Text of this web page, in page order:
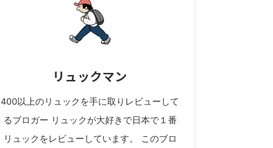
リュックマン
400以上のリュックを手に取りレビューして
るブロガー リュックが大好きで日本で１番
リュックをレビューしています。 このブロ